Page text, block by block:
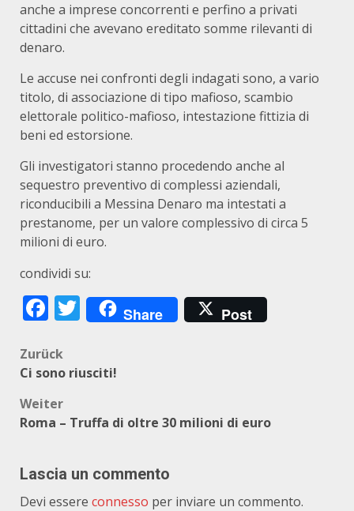
anche a imprese concorrenti e perfino a privati
cittadini che avevano ereditato somme rilevanti di
denaro.
Le accuse nei confronti degli indagati sono, a vario
titolo, di associazione di tipo mafioso, scambio
elettorale politico-mafioso, intestazione fittizia di
beni ed estorsione.
Gli investigatori stanno procedendo anche al
sequestro preventivo di complessi aziendali,
riconducibili a Messina Denaro ma intestati a
prestanome, per un valore complessivo di circa 5
milioni di euro.
condividi su:
Facebook
Twitter
Share Post
Beitragsnavigation
Zurück
Ci sono riusciti!
Weiter
Roma – Truffa di oltre 30 milioni di euro
Lascia un commento
Devi essere connesso per inviare un commento.